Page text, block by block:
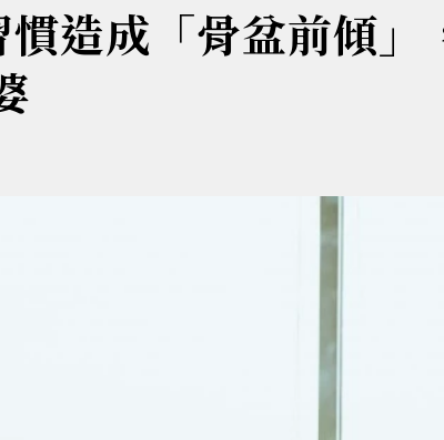
造成「骨盆前傾」